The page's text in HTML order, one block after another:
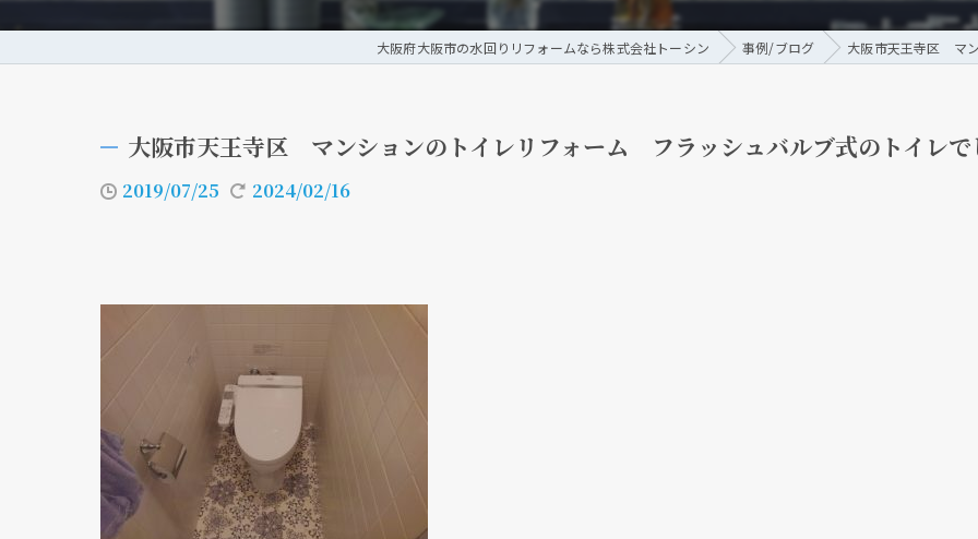
大阪府大阪市の水回りリフォームなら株式会社トーシン 事例/ブログ 大阪市天王寺区 マ
大阪市天王寺区 マンションのトイレリフォーム フラッシュバルブ式のトイレで
2019/07/25 2024/02/16